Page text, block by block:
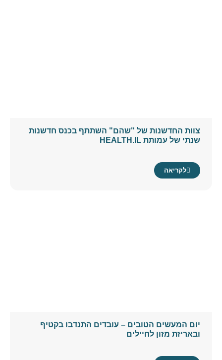
צוות החדשנות של "שהם" השתתף בכנס חדשנות
שנתי של עמותת HEALTH.IL
לקריאה
יום המעשים הטובים – עובדים התנדבו בקטיף
ובאריזת מזון לחיילים